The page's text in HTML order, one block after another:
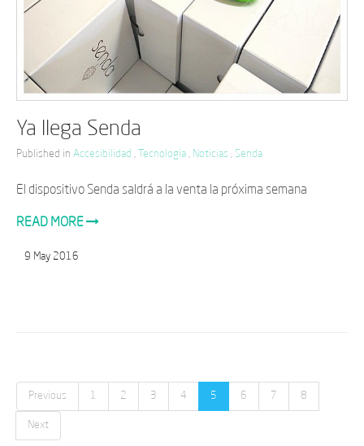
Ya llega Senda
Published in Accesibilidad , Tecnología , Noticias , Senda
El dispositivo Senda saldrá a la venta la próxima semana
READ MORE
9 May 2016
Previous 1 2 3 4 5 6 7 8
Next